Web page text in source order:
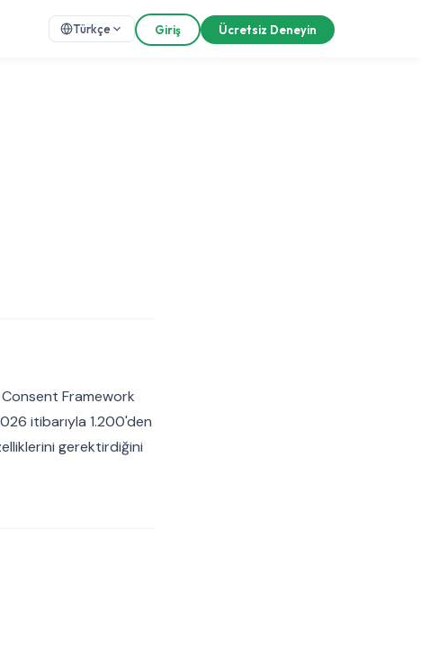
Türkçe Giriş Ücretsiz Deneyin
Framework
itibarıyla 1.200'den
gerektirdiğini